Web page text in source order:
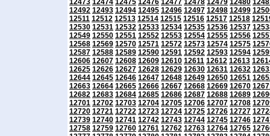
12473 12474 12475 12476 12477 12478 12479 12480
12492 12493 12494 12495 12496 12497 12498 12499
12511 12512 12513 12514 12515 12516 12517 12518
12530 12531 12532 12533 12534 12535 12536 12537
12549 12550 12551 12552 12553 12554 12555 12556
12568 12569 12570 12571 12572 12573 12574 12575
12587 12588 12589 12590 12591 12592 12593 12594
12606 12607 12608 12609 12610 12611 12612 12613
12625 12626 12627 12628 12629 12630 12631 12632
12644 12645 12646 12647 12648 12649 12650 12651
12663 12664 12665 12666 12667 12668 12669 12670
12682 12683 12684 12685 12686 12687 12688 12689
12701 12702 12703 12704 12705 12706 12707 12708
12720 12721 12722 12723 12724 12725 12726 12727
12739 12740 12741 12742 12743 12744 12745 12746
12758 12759 12760 12761 12762 12763 12764 12765